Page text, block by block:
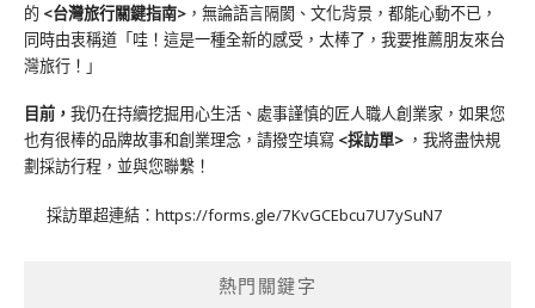
的 <台灣旅行關鍵指南> ，無論語言隔閡、文化背景，都能心動不已，
同時由衷稱道「哇！這是一種全新的感受，太棒了，我要推薦朋友來台
灣旅行！」
目前， 我仍在持續挖掘用心生活、處事謹慎的匠人職人創業家，如果您
也有很棒的品牌故事和創業理念，請撥空填寫 <採訪單> ，我將盡快規
劃採訪行程，並與您聯繫！
採訪單超連結： https://forms.gle/7KvGCEbcu7U7ySuN7
熱門關鍵字